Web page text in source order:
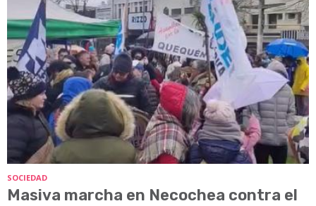
SOCIEDAD
Masiva marcha en Necochea contra el